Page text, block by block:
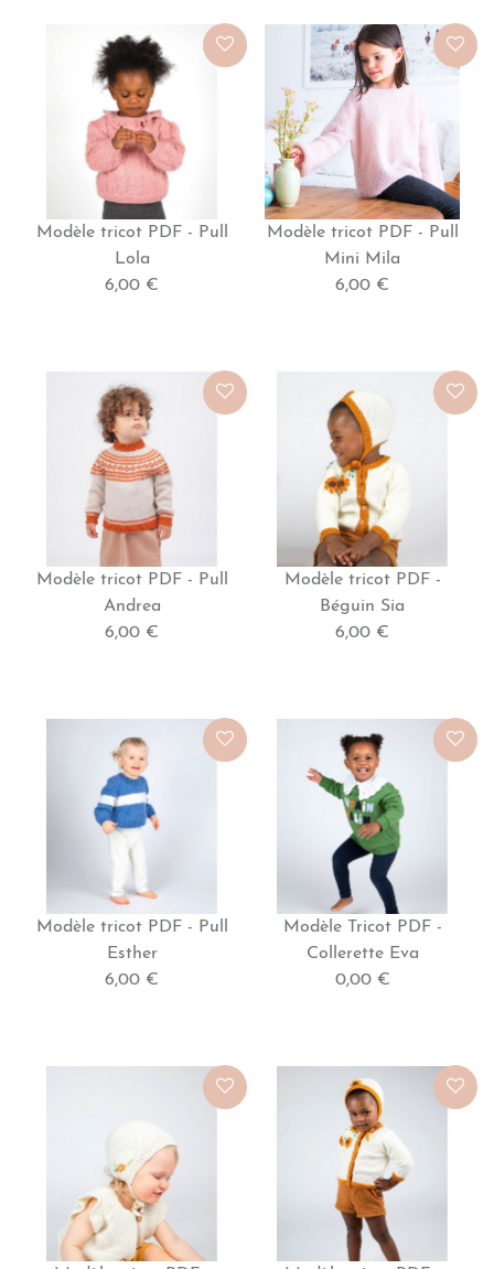
Modèle tricot PDF - Pull
Lola
6,00 €
Modèle tricot PDF - Pull
Mini Mila
6,00 €
Modèle tricot PDF - Pull
Andrea
6,00 €
Modèle tricot PDF -
Béguin Sia
6,00 €
Modèle tricot PDF - Pull
Esther
6,00 €
Modèle Tricot PDF -
Collerette Eva
0,00 €